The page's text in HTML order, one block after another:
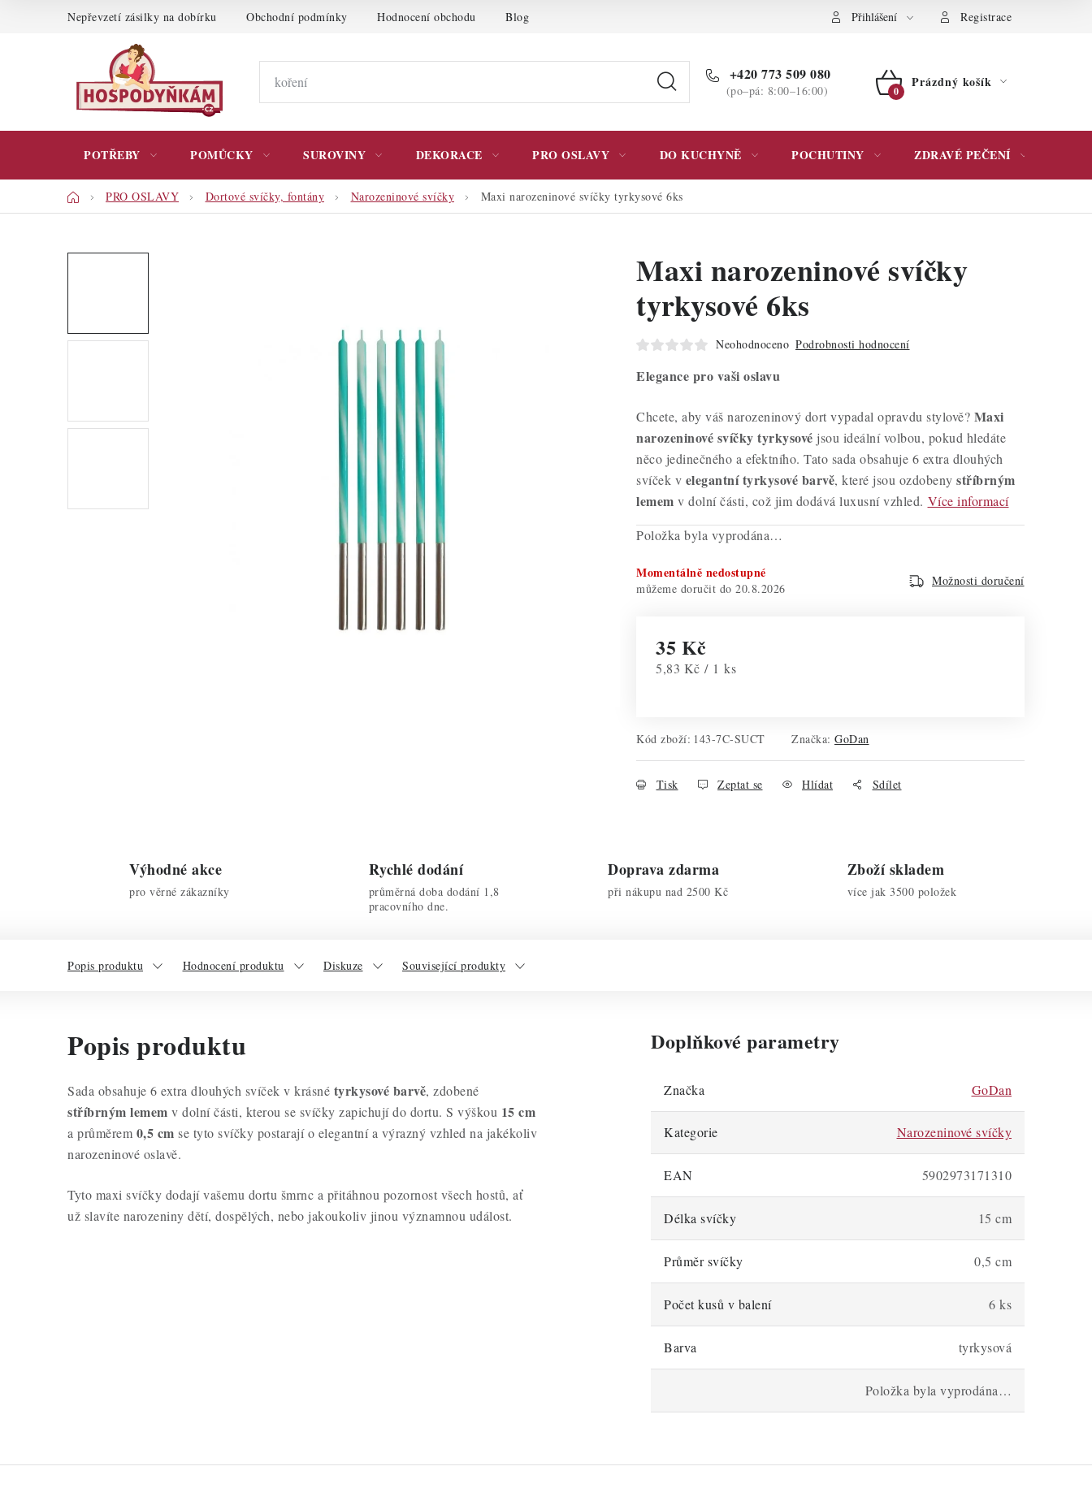
Nepřevzetí zásilky na dobírku Obchodní podmínky Hodnocení obchodu Blog Podmínky ochrany osobních údajů Přihlášení Registrace
+420 773 509 080
(po–pá: 8:00–16:00)
NÁKUPNÍ
Prázdný košík
POTŘEBY POMŮCKY SUROVINY DEKORACE PRO OSLAVY DO KUCHYNĚ POCHUTINY ZDRAVÉ PEČENÍ
DomůPRO OSLAVY Dortové svíčky, fontány Narozeninové svíčky Maxi narozeninové svíčky tyrkysové 6ks
Maxi narozeninové svíčky
tyrkysové 6ks
Neohodnoceno Podrobnosti hodnocení
Elegance pro vaši oslavu
Chcete, aby váš narozeninový dort vypadal opravdu stylově? Maxi
narozeninové svíčky tyrkysové jsou ideální volbou, pokud hledáte
něco jedinečného a efektního. Tato sada obsahuje 6 extra dlouhých
svíček v elegantní tyrkysové barvě, které jsou ozdobeny stříbrným
lemem v dolní části, což jim dodává luxusní vzhled. Více informací
Položka byla vyprodána…
Momentálně nedostupné
20.8.2026
Možnosti doručení
35 Kč
Měrná cena:
5,83 Kč / 1 ks
Kód zboží: 143-7C-SUCT Značka: GoDan
Tisk Zeptat se Hlídat Sdílet
Výhodné akce
pro věrné zákazníky
Rychlé dodání
průměrná doba dodání 1,8
pracovního dne.
Doprava zdarma
při nákupu nad 2500 Kč
Zboží skladem
více jak 3500 položek
Popis produktu Hodnocení produktu Diskuze Související produkty
Popis produktu
Sada obsahuje 6 extra dlouhých svíček v krásné tyrkysové barvě, zdobené
stříbrným lemem v dolní části, kterou se svíčky zapichují do dortu. S výškou 15 cm
a průměrem 0,5 cm se tyto svíčky postarají o elegantní a výrazný vzhled na jakékoliv
narozeninové oslavě.
Tyto maxi svíčky dodají vašemu dortu šmrnc a přitáhnou pozornost všech hostů, ať
už slavíte narozeniny dětí, dospělých, nebo jakoukoliv jinou významnou událost.
Doplňkové parametry
Značka GoDan
Kategorie Narozeninové svíčky
EAN 5902973171310
Délka svíčky 15 cm
Průměr svíčky 0,5 cm
Počet kusů v balení 6 ks
Barva tyrkysová
Položka byla vyprodána…